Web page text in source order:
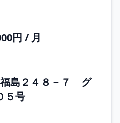
円 / 月
島２４８－７ グ
５号